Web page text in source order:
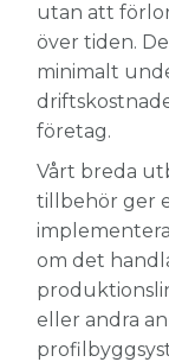
utan att
över tiden.
minimalt
företag.
Vårt breda
tillbehör ger
om det
eller andra